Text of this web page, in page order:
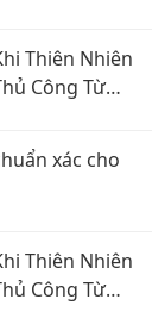
Thiên Nhiên
Công Từ
xác cho
Thiên Nhiên
Công Từ